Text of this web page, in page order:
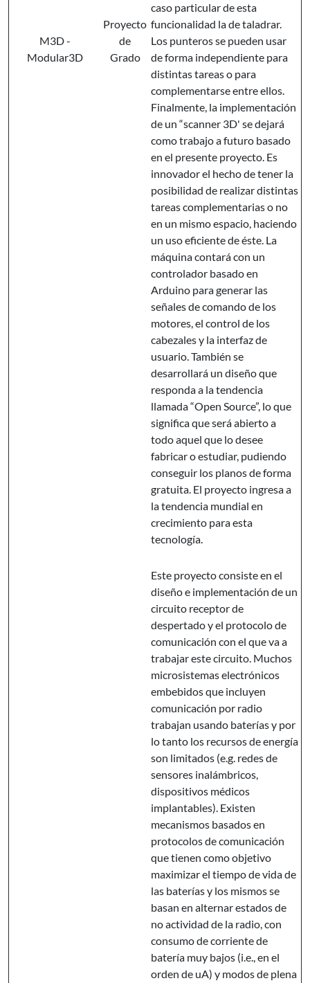
M3D -
Modular3D
Proyecto
de
Grado
caso particular de esta
funcionalidad la de taladrar.
Los punteros se pueden usar
de forma independiente para
distintas tareas o para
complementarse entre ellos.
Finalmente, la implementación
de un “scanner 3D' se dejará
como trabajo a futuro basado
en el presente proyecto. Es
innovador el hecho de tener la
posibilidad de realizar distintas
tareas complementarias o no
en un mismo espacio, haciendo
un uso eficiente de éste. La
máquina contará con un
controlador basado en
Arduino para generar las
señales de comando de los
motores, el control de los
cabezales y la interfaz de
usuario. También se
desarrollará un diseño que
responda a la tendencia
llamada “Open Source”, lo que
significa que será abierto a
todo aquel que lo desee
fabricar o estudiar, pudiendo
conseguir los planos de forma
gratuita. El proyecto ingresa a
la tendencia mundial en
crecimiento para esta
tecnología.
Este proyecto consiste en el
diseño e implementación de un
circuito receptor de
despertado y el protocolo de
comunicación con el que va a
trabajar este circuito. Muchos
microsistemas electrónicos
embebidos que incluyen
comunicación por radio
trabajan usando baterías y por
lo tanto los recursos de energía
son limitados (e.g. redes de
sensores inalámbricos,
dispositivos médicos
implantables). Existen
mecanismos basados en
protocolos de comunicación
que tienen como objetivo
maximizar el tiempo de vida de
las baterías y los mismos se
basan en alternar estados de
no actividad de la radio, con
consumo de corriente de
batería muy bajos (i.e., en el
orden de uA) y modos de plena